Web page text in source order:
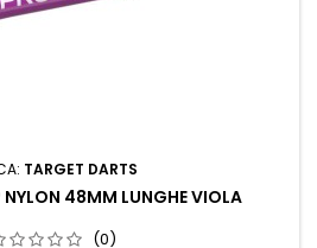
TARGET DARTS
NYLON 48MM LUNGHE VIOLA
(0)